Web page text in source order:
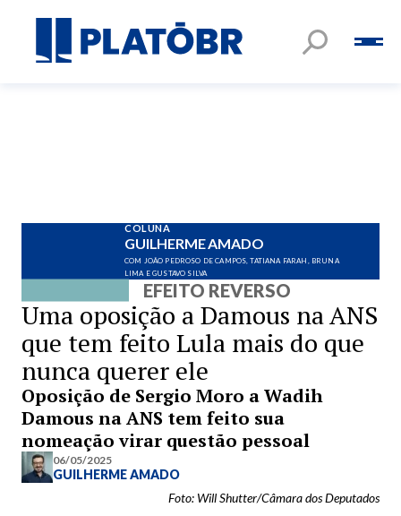
COLUNA
GUILHERME AMADO
COM JOÃO PEDROSO DE CAMPOS, TATIANA FARAH, BRUNA
LIMA E GUSTAVO SILVA
EFEITO REVERSO
Uma oposição a Damous na ANS
que tem feito Lula mais do que
nunca querer ele
Oposição de Sergio Moro a Wadih
Damous na ANS tem feito sua
nomeação virar questão pessoal
06/05/2025
GUILHERME AMADO
Foto: Will Shutter/Câmara dos Deputados